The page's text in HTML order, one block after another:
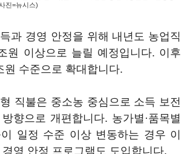
진=뉴시스)
과 경영 안정을 위해 내년도 농업직
원 이상으로 늘릴 예정입니다. 이후
원 수준으로 확대합니다.
직불은 중소농 중심으로 소득 보전
향으로 개편합니다. 농가별·품목별
이 일정 수준 이상 변동하는 경우 이
영 안정 프로그램도 도입합니다.